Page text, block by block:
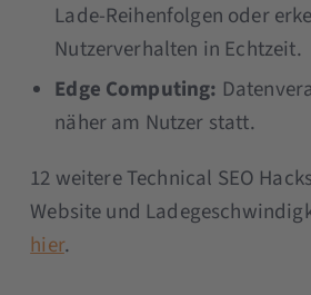
Lade-Reihenfolgen oder
Nutzerverhalten in Echtzeit.
Edge Computing:
näher am Nutzer statt.
12 weitere Technical SEO
Website und
hier.